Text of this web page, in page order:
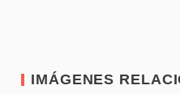
IMÁGENES